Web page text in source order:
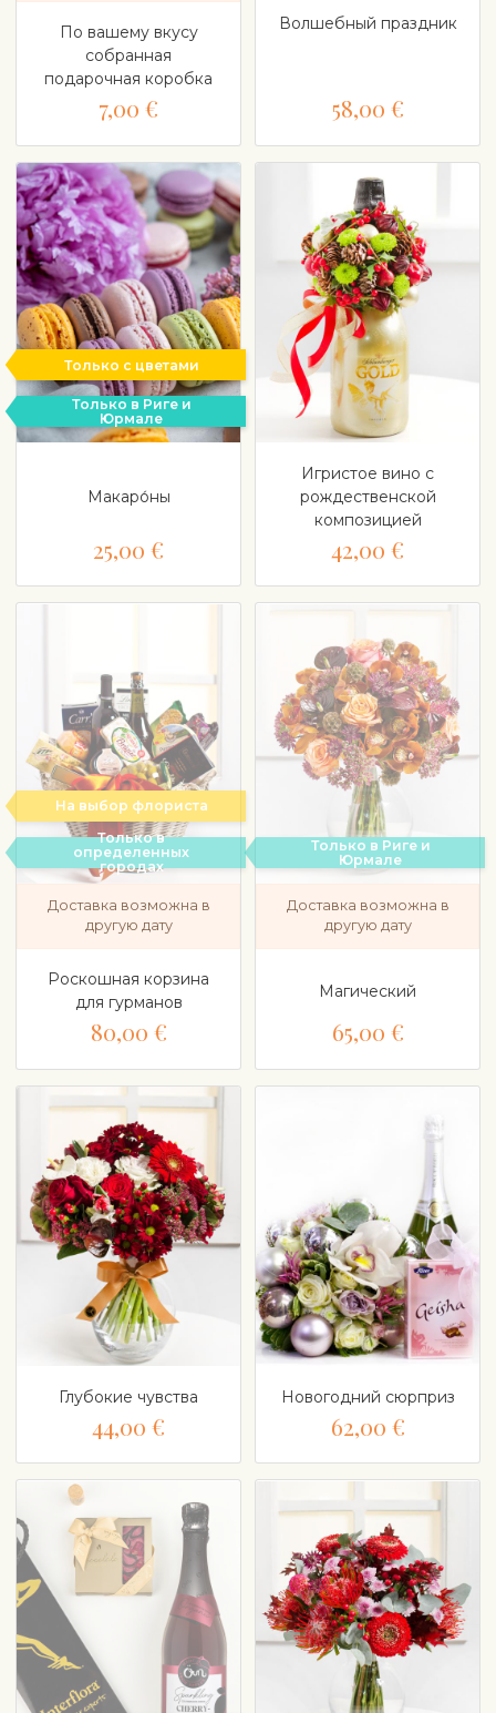
По вашему вкусу
собранная
подарочная коробка
7,00 €
Волшебный праздник
58,00 €
Только с цветами
Только в Риге и
Юрмале
Макаро́ны
25,00 €
Игристое вино с
рождественской
композицией
42,00 €
На выбор флориста
Только в
определенных
городах
Доставка возможна в
другую дату
Роскошная корзина
для гурманов
80,00 €
Только в Риге и
Юрмале
Доставка возможна в
другую дату
Магический
65,00 €
Глубокие чувства
44,00 €
Новогодний сюрприз
62,00 €